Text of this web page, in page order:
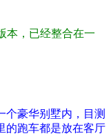
本，已经整合在一
个豪华别墅内，目测
的跑车都是放在客厅